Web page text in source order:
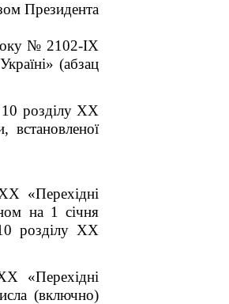
Президента
№ 2102-ІХ
(абзац
10 розділу XX
встановленої
«Перехідні
на 1 січня
розділу XX
«Перехідні
(включно)